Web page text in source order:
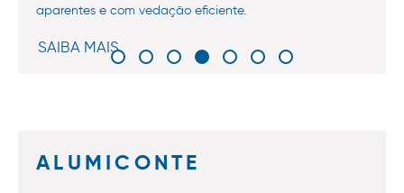
aparentes e com vedação eficiente.
SAIBA MAIS
ALUMICONTE